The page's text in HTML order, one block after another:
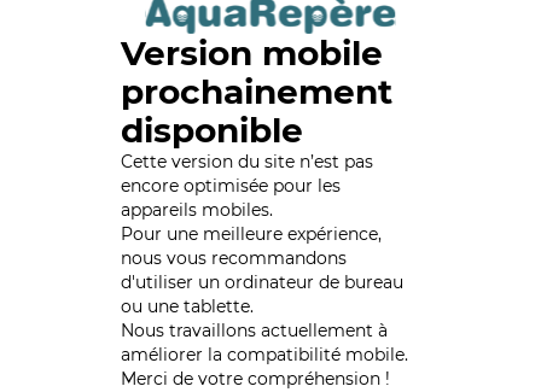
Version mobile
prochainement
disponible
Cette version du site n’est pas
encore optimisée pour les
appareils mobiles.
Pour une meilleure expérience,
nous vous recommandons
d'utiliser un ordinateur de bureau
ou une tablette.
Nous travaillons actuellement à
améliorer la compatibilité mobile.
Merci de votre compréhension !